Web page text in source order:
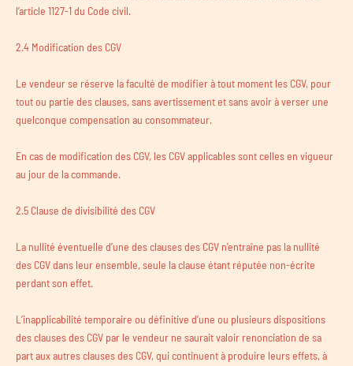
l’article 1127-1 du Code civil.
2.4 Modification des CGV
Le vendeur se réserve la faculté de modifier à tout moment les CGV, pour
tout ou partie des clauses, sans avertissement et sans avoir à verser une
quelconque compensation au consommateur.
En cas de modification des CGV, les CGV applicables sont celles en vigueur
au jour de la commande.
2.5 Clause de divisibilité des CGV
La nullité éventuelle d’une des clauses des CGV n'entraîne pas la nullité
des CGV dans leur ensemble, seule la clause étant réputée non-écrite
perdant son effet.
L’inapplicabilité temporaire ou définitive d’une ou plusieurs dispositions
des clauses des CGV par le vendeur ne saurait valoir renonciation de sa
part aux autres clauses des CGV, qui continuent à produire leurs effets, à